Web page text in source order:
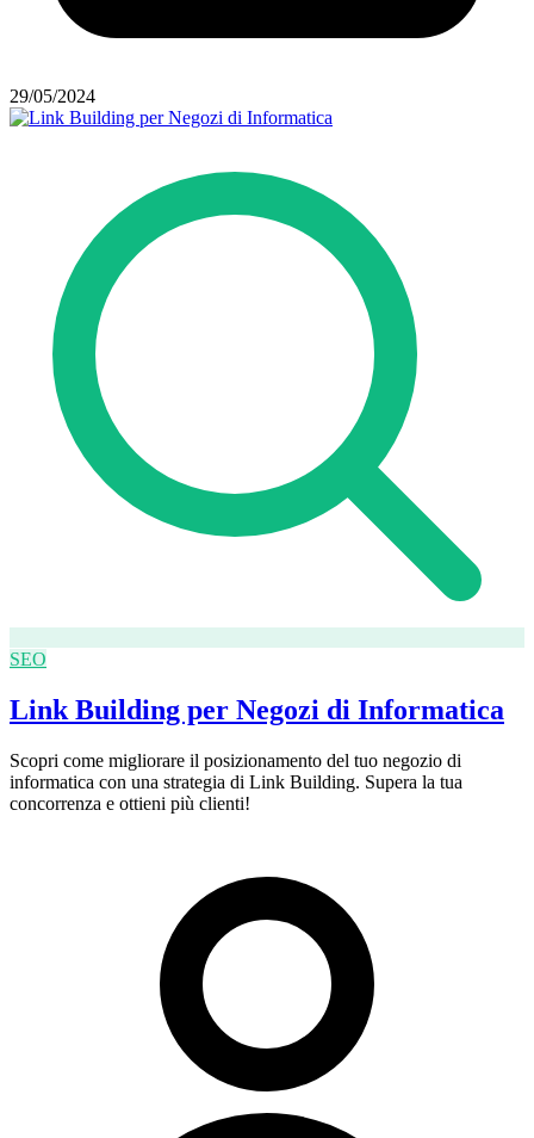
29/05/2024
SEO
Link Building per Negozi di Informatica
Scopri come migliorare il posizionamento del tuo negozio di
informatica con una strategia di Link Building. Supera la tua
concorrenza e ottieni più clienti!